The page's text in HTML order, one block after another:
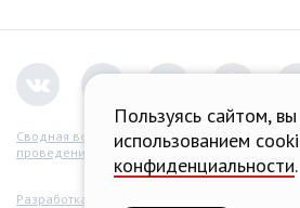
Сводная ведомость
проведения СОУТ
Разработка концепции
Пользуясь сайтом,
использованием
конфиденциальности.